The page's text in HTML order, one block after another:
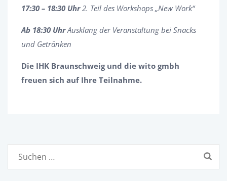
17:30 – 18:30 Uhr2. Teil des Workshops „New Work“
Ab 18:30 UhrAusklang der Veranstaltung bei Snacks
und Getränken
Die IHK Braunschweig und die wito gmbh
freuen sich auf Ihre Teilnahme.
Suchen